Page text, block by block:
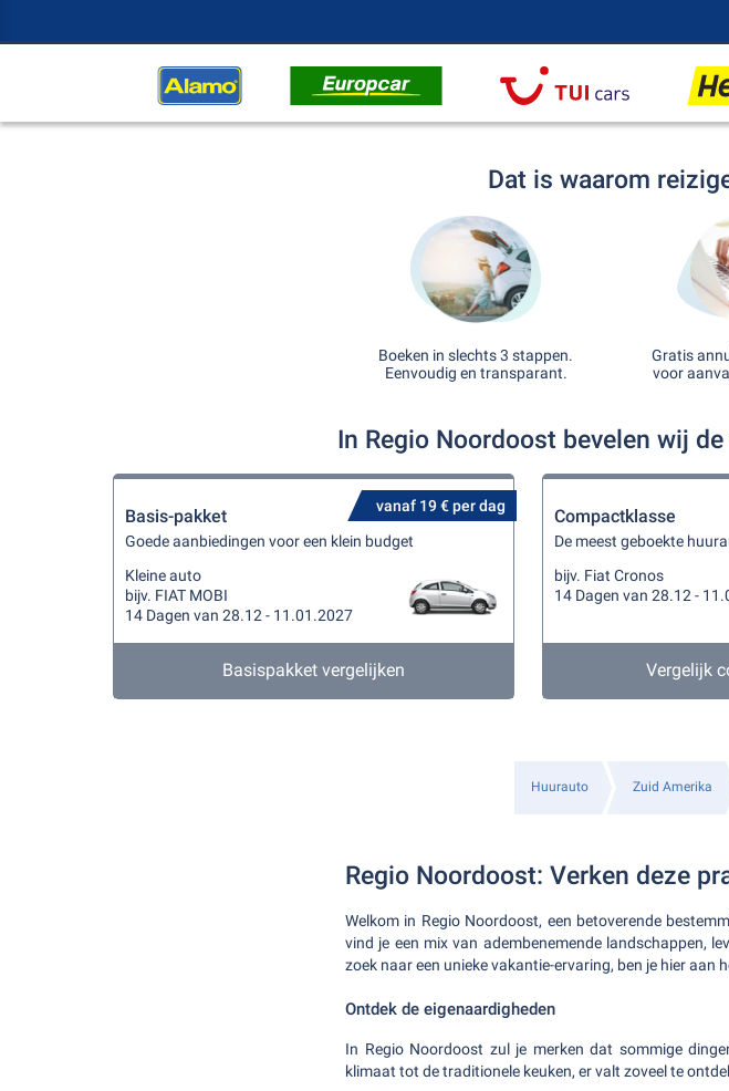
Dat is waarom
Boeken in slechts 3 stappen.
Eenvoudig en transparant.
Gratis
voor
In Regio Noordoost bevelen wij
vanaf 19 € per dag
Basis-pakket
Goede aanbiedingen voor een klein budget
Kleine auto
bijv. FIAT MOBI
14 Dagen van 28.12 - 11.01.2027
Basispakket vergelijken
Compactklasse
De meest geboekte
bijv. Fiat Cronos
14 Dagen van 28.12 -
Vergelijk
Huurauto Zuid Amerika
Regio Noordoost: Verken deze
Welkom in Regio Noordoost, een betoverende
vind je een mix van adembenemende landschappen,
zoek naar een unieke vakantie-ervaring, ben je hier aan
Ontdek de eigenaardigheden
In Regio Noordoost zul je merken dat sommige
klimaat tot de traditionele keuken, er valt zoveel te